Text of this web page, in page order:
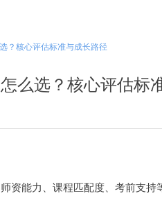
么选？核心评估标
？核心评估标准与成长路径
资能力、课程匹配度、考前支持